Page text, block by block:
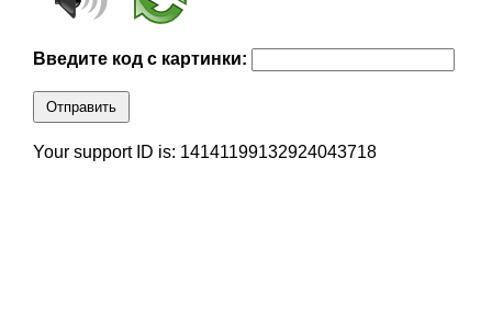
Введите код с картинки:
Отправить
Your support ID is: 14141199132924043718